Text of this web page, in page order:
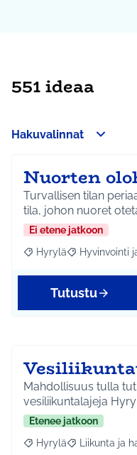
551 ideaa
Hakuvalinnat
Nuorten
Turvallisen tilan
tila, johon nuoret
Ei etene jatkoon
Rajaa tulokset aihepiirin
Hyrylä Rajaa
Hyvinvointi
Tutustu
Mahdollisuus tulla
vesiliikuntalajeja
Etenee jatkoon
Rajaa tulokset aihepiirin
Hyrylä RajaaLiikunta ja